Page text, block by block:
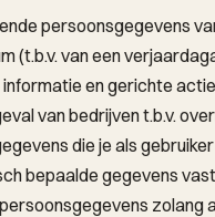
persoonsgegevens
(t.b.v. van een
en gerichte
van bedrijven t.b.v.
die je als
bepaalde gegevens
zolang